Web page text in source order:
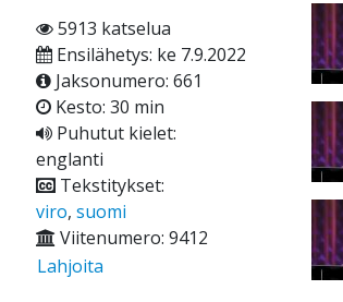
5913 katselua
Ensilähetys: ke 7.9.2022
Jaksonumero: 661
Kesto: 30 min
Puhutut kielet:
englanti
Tekstitykset:
viro, suomi
Viitenumero: 9412
Lahjoita